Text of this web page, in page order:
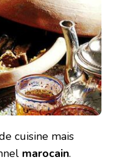
cuisine mais
marocain.